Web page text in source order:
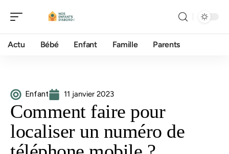
Actu Bébé Enfant Famille Parents
Enfant 11 janvier 2023
Comment faire pour
localiser un numéro de